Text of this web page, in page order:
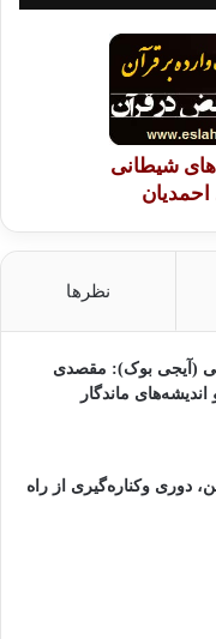
شیطانی
نظرها
(آیجی بوک): مقصدی
ماندگار
دوری وکناره‌گیری از راه